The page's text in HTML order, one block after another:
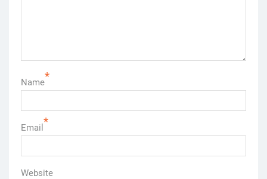
Name*
Email *
Website